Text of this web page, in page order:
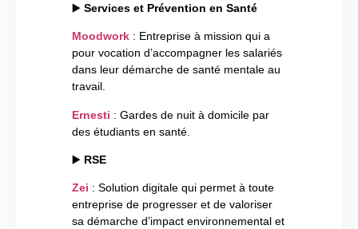
▶️ Services et Prévention en Santé
Moodwork : Entreprise à mission qui a
pour vocation d’accompagner les salariés
dans leur démarche de santé mentale au
travail.
Ernesti : Gardes de nuit à domicile par
des étudiants en santé.
▶️ RSE
Zei : Solution digitale qui permet à toute
entreprise de progresser et de valoriser
sa démarche d’impact environnemental et